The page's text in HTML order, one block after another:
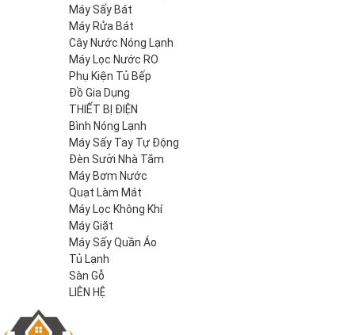
Máy Sấy Bát
Máy Rửa Bát
Cây Nước Nóng Lạnh
Máy Lọc Nước RO
Phụ Kiện Tủ Bếp
Đồ Gia Dụng
THIẾT BỊ ĐIỆN
Bình Nóng Lạnh
Máy Sấy Tay Tự Động
Đèn Sưởi Nhà Tắm
Máy Bơm Nước
Quạt Làm Mát
Máy Lọc Không Khí
Máy Giặt
Máy Sấy Quần Áo
Tủ Lạnh
Sàn Gỗ
LIÊN HỆ